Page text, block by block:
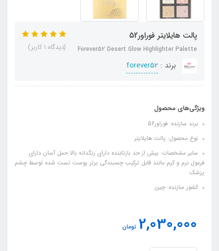
پالت هایلایتر فوراور52
Forever52 Desert Glow Highlighter Palette
برند : forever52
(دیدگاه 1 کاربر)
ویژگی‌های محصول
برند سازنده: فوراور52
نوع محصول: پالت هایلایتر
سایر مشخصات: بیش از حد بازتابنده دارای رنگدانه بالا حمل آسان دارای
فرمول نرم و کرم مانند قابل ترکیب چسبندگی برتر پوست تست شده توسط چشم
پزشک
کشور سازنده: چین
2,030,000 تومان